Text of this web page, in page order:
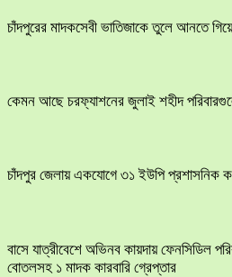
চাঁদপুরের মাদকসেবী ভাতিজাকে তুলে আনতে গিয়ে
কেমন আছে চরফ্যাশনের জুলাই শহীদ
চাঁদপুর জেলায় একযোগে ৩১ ইউপি প্রশাসনিক
বাসে যাত্রীবেশে অভিনব কায়দায় ফেনসিডিল
বোতলসহ ১ মাদক কারবারি গ্রেপ্তার